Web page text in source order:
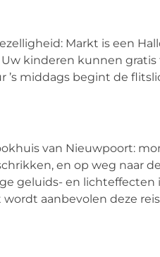
Markt is een
kinderen kunnen gratis
’s middags begint de
van Nieuwpoort:
en op weg naar
geluids- en lichteffecten
aanbevolen deze